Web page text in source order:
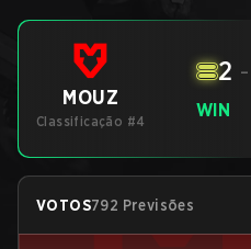
MOUZ
Classificação #4
WIN
2 -
VOTOS792 Previsões